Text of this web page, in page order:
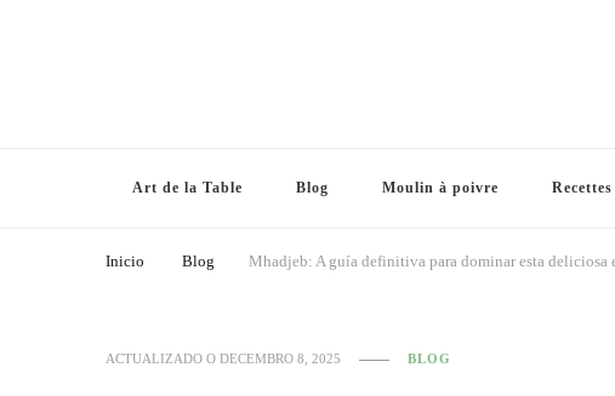
Art de la Table Blog Moulin à poivre
Inicio Blog Mhadjeb: A guía definitiva para dominar esta deliciosa
ACTUALIZADO O DECEMBRO 8, 2025 BLOG